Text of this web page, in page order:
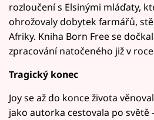
rozloučení s Elsinými mláďaty,
ohrožovaly dobytek farmářů,
Afriky. Kniha Born Free se
zpracování natočeného již v
Tragický konec
Joy se až do konce života
jako autorka cestovala po světě